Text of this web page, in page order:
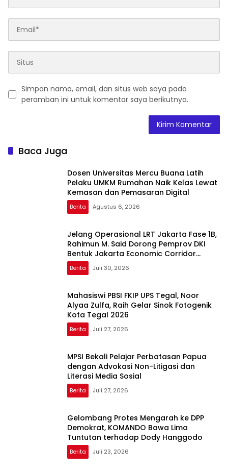
Simpan nama, email, dan situs web saya pada
peramban ini untuk komentar saya berikutnya.
Baca Juga
Dosen Universitas Mercu Buana Latih
Pelaku UMKM Rumahan Naik Kelas Lewat
Kemasan dan Pemasaran Digital
Berita Agustus 6, 2026
Jelang Operasional LRT Jakarta Fase 1B,
Rahimun M. Said Dorong Pemprov DKI
Bentuk Jakarta Economic Corridor
Initiative
Berita Juli 30, 2026
Mahasiswi PBSI FKIP UPS Tegal, Noor
Alyaa Zulfa, Raih Gelar Sinok Fotogenik
Kota Tegal 2026
Berita Juli 27, 2026
MPSI Bekali Pelajar Perbatasan Papua
dengan Advokasi Non-Litigasi dan
Literasi Media Sosial
Berita Juli 27, 2026
Gelombang Protes Mengarah ke DPP
Demokrat, KOMANDO Bawa Lima
Tuntutan terhadap Dody Hanggodo
Berita Juli 23, 2026